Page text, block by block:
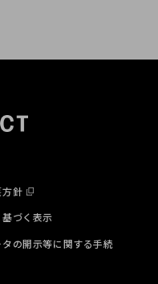
針
づく表示
の開示等に関する手続